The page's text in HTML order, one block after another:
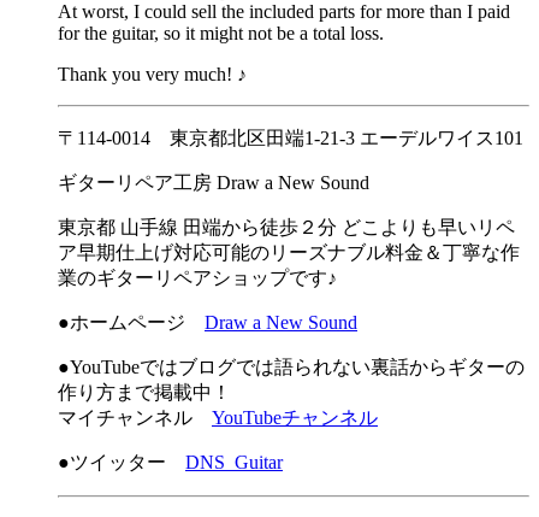
At worst, I could sell the included parts for more than I paid
for the guitar, so it might not be a total loss.
Thank you very much! ♪
〒114-0014 東京都北区田端1-21-3 エーデルワイス101
ギターリペア工房 Draw a New Sound
東京都 山手線 田端から徒歩２分 どこよりも早いリペ
ア早期仕上げ対応可能のリーズナブル料金＆丁寧な作
業のギターリペアショップです♪
●ホームページ Draw a New Sound
●YouTubeではブログでは語られない裏話からギターの
作り方まで掲載中！
マイチャンネル YouTubeチャンネル
●ツイッター DNS_Guitar